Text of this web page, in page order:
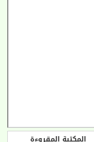
المكتبة المقروءة